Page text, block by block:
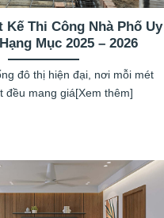
Thi Công Nhà Phố Uy
Mục 2025 – 2026
đô thị hiện đại, nơi mỗi mét
đều mang giá[Xem thêm]